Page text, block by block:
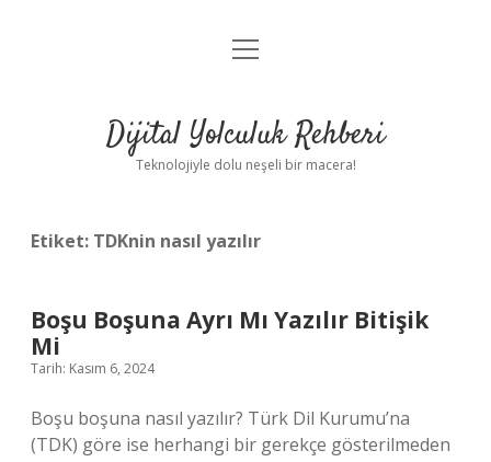
Anasayfa
Yasal Uyarı
menüyü
Dijital Yolculuk Rehberi
Teknolojiyle dolu neşeli bir macera!
Etiket: TDKnin nasıl yazılır
Boşu Boşuna Ayrı Mı Yazılır Bitişik
Mi
Tarih: Kasım 6, 2024
Boşu boşuna nasıl yazılır? Türk Dil Kurumu’na
(TDK) göre ise herhangi bir gerekçe gösterilmeden